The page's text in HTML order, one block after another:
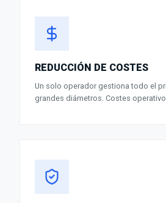
REDUCCIÓN DE COSTES
Un solo operador gestiona todo el
grandes diámetros. Costes